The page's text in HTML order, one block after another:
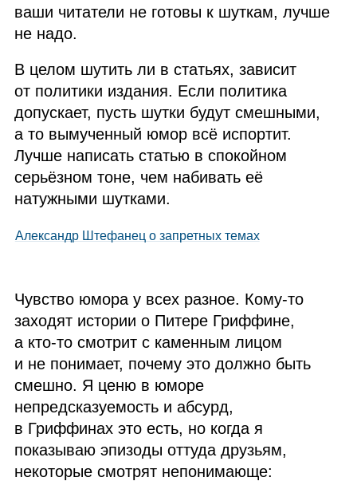
ваши читатели не готовы к шуткам, лучше
не надо.
В целом шутить ли в статьях, зависит
от политики издания. Если политика
допускает, пусть шутки будут смешными,
а то вымученный юмор всё испортит.
Лучше написать статью в спокойном
серьёзном тоне, чем набивать её
натужными шутками.
Александр Штефанец о запретных темах
Чувство юмора у всех разное. Кому‑то
заходят истории о Питере Гриффине,
а кто‑то смотрит с каменным лицом
и не понимает, почему это должно быть
смешно. Я ценю в юморе
непредсказуемость и абсурд,
в Гриффинах это есть, но когда я
показываю эпизоды оттуда друзьям,
некоторые смотрят непонимающе: